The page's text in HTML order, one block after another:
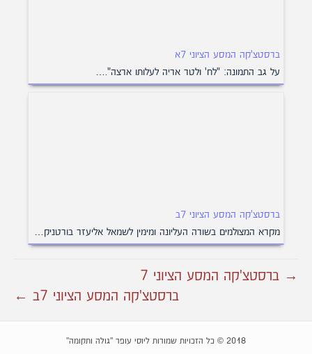
ברסטצ'קה המסע הציוני 7א
על גב התמונה: "לח' ולטר אריה לעלותו ארצה".…
ברסטצ'קה המסע הציוני 7ב
מקרא המצולמים בשורה העליונה ומימין לשמאל אליעזר בורטניק…
→ ברסטצ'קה המסע הציוני 7
ברסטצ'קה המסע הציוני 7ב ←
2018 © כל הזכויות שמורות ליוסי עופר "גולה ותקומה"